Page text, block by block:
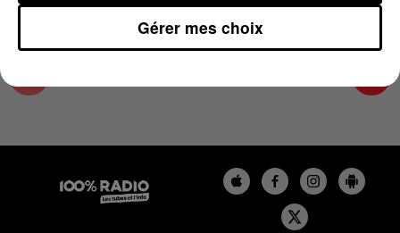
Gérer mes choix